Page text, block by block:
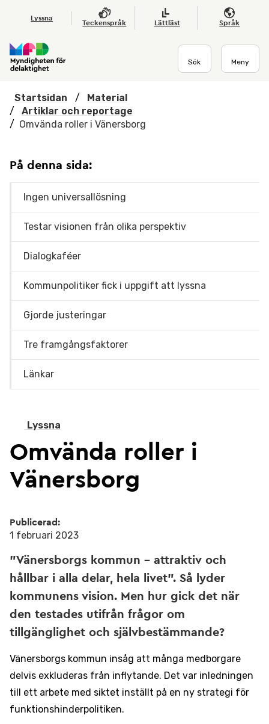
Hoppa till huvudmenyn
Lyssna
Teckenspråk Lättläst Språk
Sök Meny
Startsidan /
Material
/
Artiklar och reportage
/ Omvända roller i Vänersborg
Lyssna
Omvända roller i
Vänersborg
Publicerad:
1 februari 2023
”Vänersborgs kommun – attraktiv och
hållbar i alla delar, hela livet”. Så lyder
kommunens vision. Men hur gick det när
den testades utifrån frågor om
tillgänglighet och självbestämmande?
Vänersborgs kommun insåg att många medborgare
delvis exkluderas från inflytande. Det var inledningen
till ett arbete med siktet inställt på en ny strategi för
funktionshinderpolitiken.
På denna sida:
Ingen universallösning
Testar visionen från olika perspektiv
Dialogkaféer
Kommunpolitiker fick i uppgift att lyssna
Gjorde justeringar
Tre framgångsfaktorer
Länkar